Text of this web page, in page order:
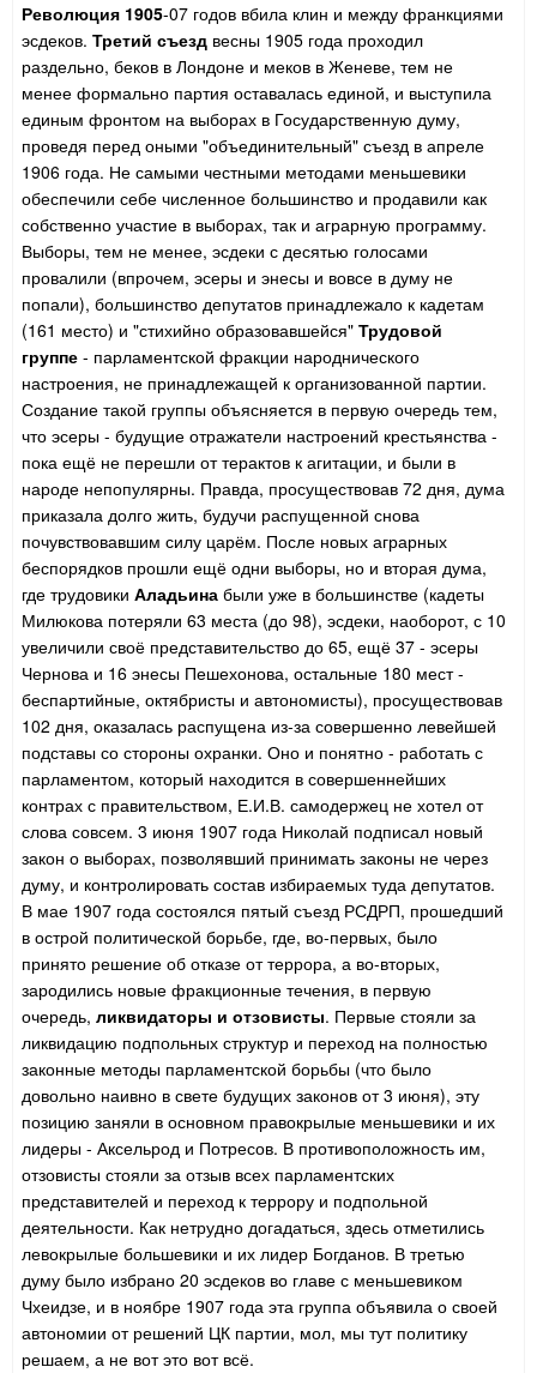
Революция 1905-07 годов вбила клин и между франкциями
эсдеков. Третий съезд весны 1905 года проходил
раздельно, беков в Лондоне и меков в Женеве, тем не
менее формально партия оставалась единой, и выступила
единым фронтом на выборах в Государственную думу,
проведя перед оными "объединительный" съезд в апреле
1906 года. Не самыми честными методами меньшевики
обеспечили себе численное большинство и продавили как
собственно участие в выборах, так и аграрную программу.
Выборы, тем не менее, эсдеки с десятью голосами
провалили (впрочем, эсеры и энесы и вовсе в думу не
попали), большинство депутатов принадлежало к кадетам
(161 место) и "стихийно образовавшейся" Трудовой
группе - парламентской фракции народнического
настроения, не принадлежащей к организованной партии.
Создание такой группы объясняется в первую очередь тем,
что эсеры - будущие отражатели настроений крестьянства -
пока ещё не перешли от терактов к агитации, и были в
народе непопулярны. Правда, просуществовав 72 дня, дума
приказала долго жить, будучи распущенной снова
почувствовавшим силу царём. После новых аграрных
беспорядков прошли ещё одни выборы, но и вторая дума,
где трудовики Аладьина были уже в большинстве (кадеты
Милюкова потеряли 63 места (до 98), эсдеки, наоборот, с 10
увеличили своё представительство до 65, ещё 37 - эсеры
Чернова и 16 энесы Пешехонова, остальные 180 мест -
беспартийные, октябристы и автономисты), просуществовав
102 дня, оказалась распущена из-за совершенно левейшей
подставы со стороны охранки. Оно и понятно - работать с
парламентом, который находится в совершеннейших
контрах с правительством, Е.И.В. самодержец не хотел от
слова совсем. 3 июня 1907 года Николай подписал новый
закон о выборах, позволявший принимать законы не через
думу, и контролировать состав избираемых туда депутатов.
В мае 1907 года состоялся пятый съезд РСДРП, прошедший
в острой политической борьбе, где, во-первых, было
принято решение об отказе от террора, а во-вторых,
зародились новые фракционные течения, в первую
очередь, ликвидаторы и отзовисты. Первые стояли за
ликвидацию подпольных структур и переход на полностью
законные методы парламентской борьбы (что было
довольно наивно в свете будущих законов от 3 июня), эту
позицию заняли в основном правокрылые меньшевики и их
лидеры - Аксельрод и Потресов. В противоположность им,
отзовисты стояли за отзыв всех парламентских
представителей и переход к террору и подпольной
деятельности. Как нетрудно догадаться, здесь отметились
левокрылые большевики и их лидер Богданов. В третью
думу было избрано 20 эсдеков во главе с меньшевиком
Чхеидзе, и в ноябре 1907 года эта группа объявила о своей
автономии от решений ЦК партии, мол, мы тут политику
решаем, а не вот это вот всё.